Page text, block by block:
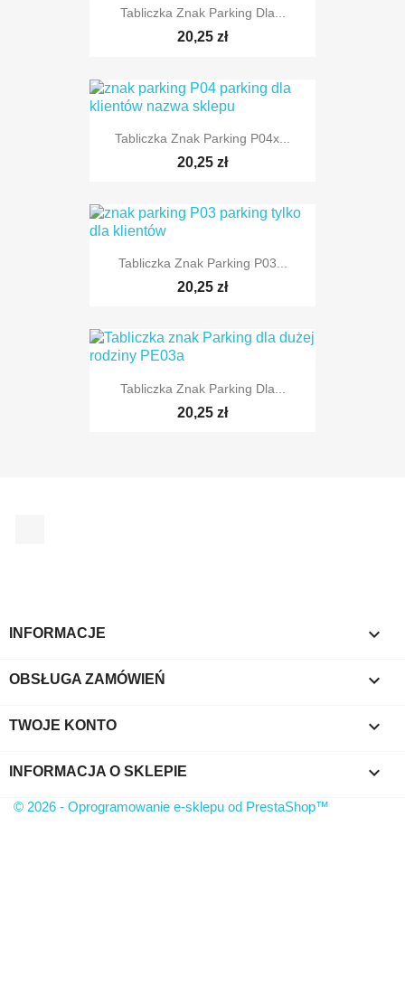
TYLKO ONLINE
Tabliczka Znak Parking Dla...
20,25 zł
TYLKO ONLINE
Tabliczka Znak Parking P04x...
20,25 zł
TYLKO ONLINE
Tabliczka Znak Parking P03...
20,25 zł
TYLKO ONLINE
Tabliczka Znak Parking Dla...
20,25 zł
INFORMACJE 
OBSŁUGA ZAMÓWIEŃ 
TWOJE KONTO 
INFORMACJA O SKLEPIE keyboard_arrow_down
© 2026 - Oprogramowanie e-sklepu od PrestaShop™